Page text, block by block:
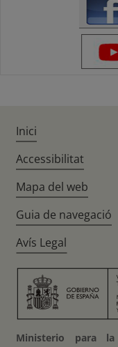
Inici
Accessibilitat
Mapa del web
Guia de navegació
Avís Legal
Ministerio para